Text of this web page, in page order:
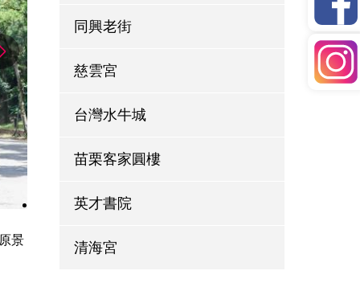
景
同興老街
慈雲宮
台灣水牛城
苗栗客家圓樓
英才書院
清海宮